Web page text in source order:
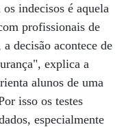
indecisos é aquela
profissionais de
decisão acontece de
explica a
alunos de uma
isso os testes
especialmente